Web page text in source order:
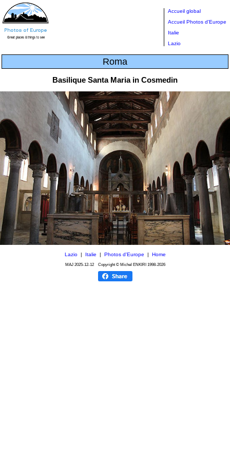
Accueil global
Accueil Photos d'Europe
Italie
Lazio
Roma
Basilique Santa Maria in Cosmedin
Lazio| Italie | Photos d'Europe | Home
MAJ 2025-12-12Copyright © Michel ENKIRI 1998-2026